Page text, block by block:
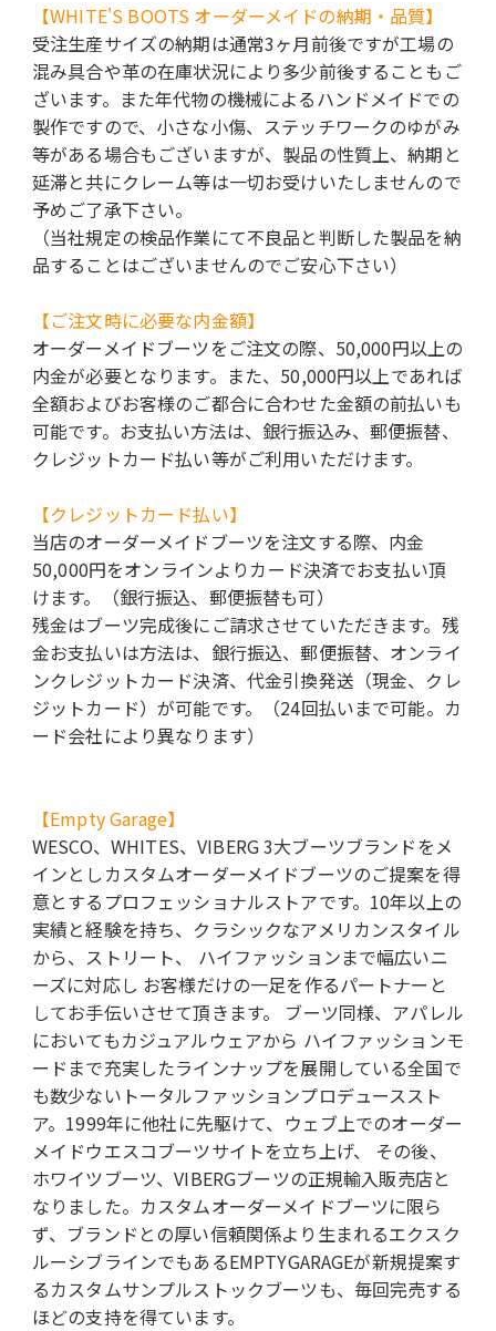
【WHITE'S BOOTS オーダーメイドの納期・品質】
受注生産サイズの納期は通常3ヶ月前後ですが工場の
混み具合や革の在庫状況により多少前後することもご
ざいます。また年代物の機械によるハンドメイドでの
製作ですので、小さな小傷、ステッチワークのゆがみ
等がある場合もございますが、製品の性質上、納期と
延滞と共にクレーム等は一切お受けいたしませんので
予めご了承下さい。
（当社規定の検品作業にて不良品と判断した製品を納
品することはございませんのでご安心下さい）
【ご注文時に必要な内金額】
オーダーメイドブーツをご注文の際、50,000円以上の
内金が必要となります。また、50,000円以上であれば
全額およびお客様のご都合に合わせた金額の前払いも
可能です。お支払い方法は、銀行振込み、郵便振替、
クレジットカード払い等がご利用いただけます。
【クレジットカード払い】
当店のオーダーメイドブーツを注文する際、内金
50,000円をオンラインよりカード決済でお支払い頂
けます。（銀行振込、郵便振替も可）
残金はブーツ完成後にご請求させていただきます。残
金お支払いは方法は、銀行振込、郵便振替、オンライ
ンクレジットカード決済、代金引換発送（現金、クレ
ジットカード）が可能です。（24回払いまで可能。カ
ード会社により異なります）
【Empty Garage】
WESCO、WHITES、VIBERG 3大ブーツブランドをメ
インとしカスタムオーダーメイドブーツのご提案を得
意とするプロフェッショナルストアです。10年以上の
実績と経験を持ち、クラシックなアメリカンスタイル
から、ストリート、 ハイファッションまで幅広いニ
ーズに対応し お客様だけの一足を作るパートナーと
してお手伝いさせて頂きます。 ブーツ同様、アパレル
においてもカジュアルウェアから ハイファッションモ
ードまで充実したラインナップを展開している全国で
も数少ないトータルファッションプロデューススト
ア。1999年に他社に先駆けて、ウェブ上でのオーダー
メイドウエスコブーツサイトを立ち上げ、 その後、
ホワイツブーツ、VIBERGブーツの正規輸入販売店と
なりました。カスタムオーダーメイドブーツに限ら
ず、ブランドとの厚い信頼関係より生まれるエクスク
ルーシブラインでもあるEMPTYGARAGEが新規提案す
るカスタムサンプルストックブーツも、毎回完売する
ほどの支持を得ています。